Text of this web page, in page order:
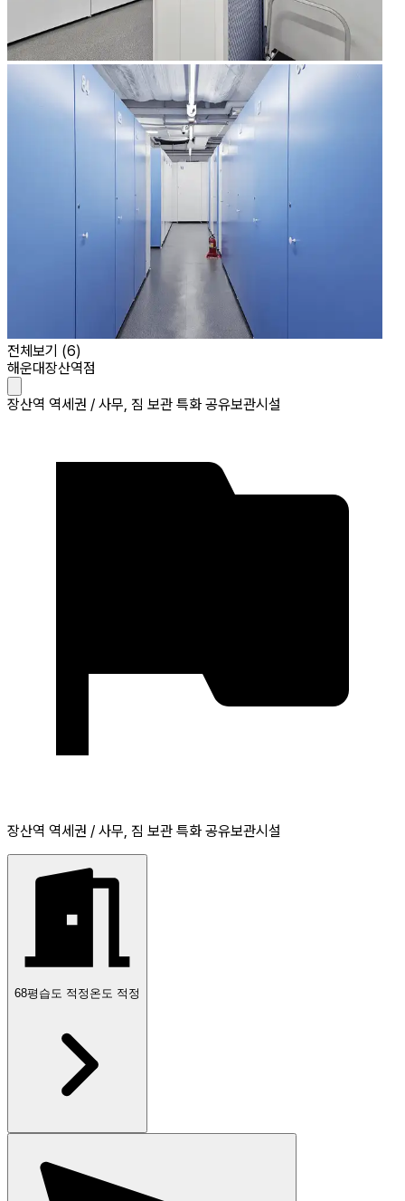
전체보기 (6)
해운대장산역점
장산역 역세권 / 사무, 짐 보관 특화 공유보관시설
장산역 역세권 / 사무, 짐 보관 특화 공유보관시설
68평 습도 적정 온도 적정